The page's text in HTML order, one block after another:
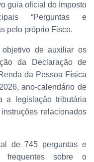
guia oficial do Imposto
“Perguntas e
pelo próprio Fisco.
de auxiliar os
da Declaração de
da Pessoa Física
ano-calendário de
a legislação tributária
relacionados
de 745 perguntas e
frequentes sobre o